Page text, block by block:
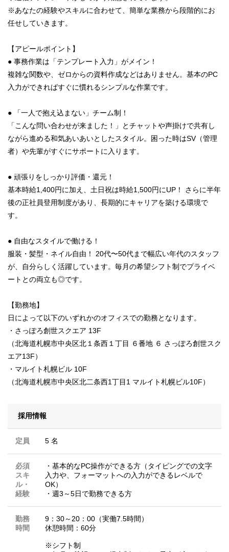
※あなたの経験やスキルに合わせて、簡単な業務から段階的にお
任せしていきます。
【アピールポイント】
● 事務作業は「テンプレート入力」がメイン！
複雑な関数や、ゼロからの資料作成などはありません。基本のPC
入力ができればすぐに慣れるシンプルな作業です。
● 「一人で抱え込まない」チーム制！
「こんな問い合わせが来ました！」とチャットや声掛けで共有し
ながら進める和気あいあいとしたスタイル。困った時はSV（管理
者）や先輩がすぐにサポートに入ります。
● 頑張りをしっかり評価・還元！
基本時給1,400円に加え、土日祝は時給1,500円にUP！ さらに半年
後の正社員登用制度があり、長期的にキャリアを築ける環境で
す。
● 自由なスタイルで働ける！
服装・髪型・ネイル自由！ 20代〜50代まで幅広い年代のスタッフ
が、自分らしく活躍しています。毎月の希望シフト制でプライベ
ートとの両立も◎です。
【勤務地】
日によって以下のいずれかのオフィスでの勤務となります。
・さっぽろ創世スクエア 13F
（北海道札幌市中央区北１条西１丁目 ６番地 ６ さっぽろ創世スク
エア13F）
・マルイト札幌ビル 10F
（北海道札幌市中央区北二条西1丁目1 マルイト札幌ビル10F）
採用情報
定員 5 名
必須
スキ
ル・
経験
・基本的なPC操作ができる方（タイピングでの文字
入力や、フォーマットへの入力ができるレベルで
OK）
・週3～5日で勤務できる方
勤務
時間
9：30～20：00（実働7.5時間）
休憩時間：60分
※シフト制